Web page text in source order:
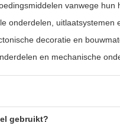
vanwege hun
onderdelen, uitlaatsystemen
decoratie en
en mechanische
gebruikt?